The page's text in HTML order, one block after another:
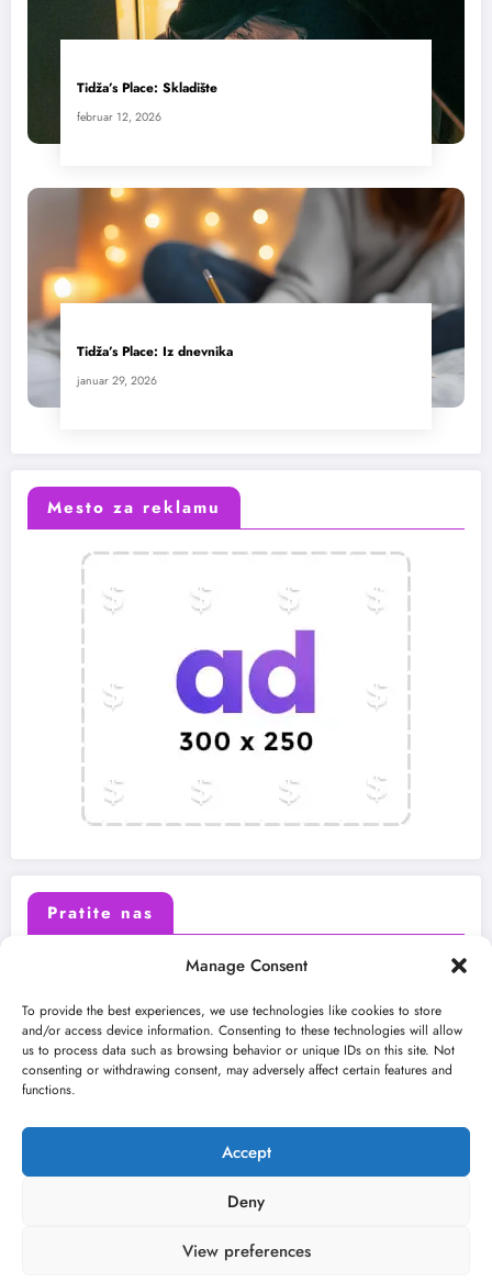
Manage Consent
To provide the best experiences, we use technologies like cookies to store
and/or access device information. Consenting to these technologies will allow
us to process data such as browsing behavior or unique IDs on this site. Not
consenting or withdrawing consent, may adversely affect certain features and
functions.
Accept
Deny
View preferences
Tidža’s Place: Skladište
februar 12, 2026
Tidža’s Place: Iz dnevnika
januar 29, 2026
Mesto za reklamu
Pratite nas
Instagram Youtube
O nama Uslovi Kontakt